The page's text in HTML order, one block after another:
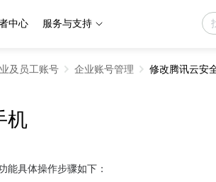
中心 服务与支持
及员工账号 企业账号管理 修改腾讯云安
机